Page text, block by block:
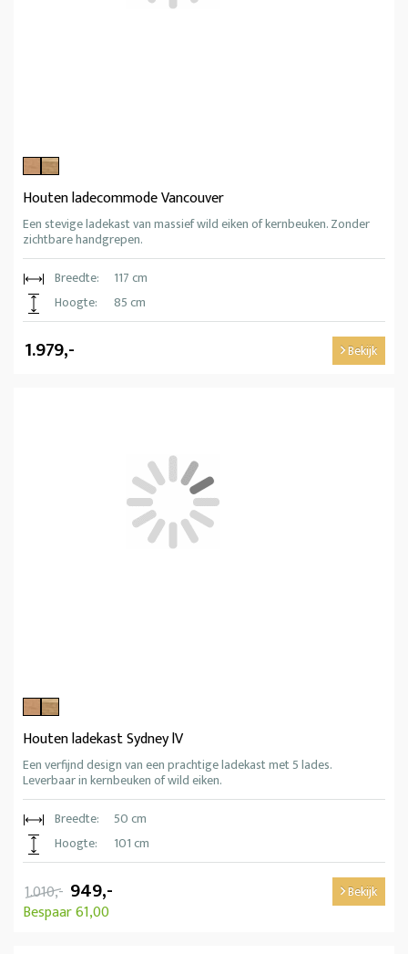
Houten ladecommode Vancouver
Een stevige ladekast van massief wild eiken of kernbeuken. Zonder
zichtbare handgrepen.
Breedte:
117 cm
Hoogte:
85 cm
1.979,- Bekijk
Houten ladekast Sydney lV
Een verfijnd design van een prachtige ladekast met 5 lades.
Leverbaar in kernbeuken of wild eiken.
Breedte:
50 cm
Hoogte:
101 cm
1.010,- 949,-
Bespaar 61,00
Bekijk